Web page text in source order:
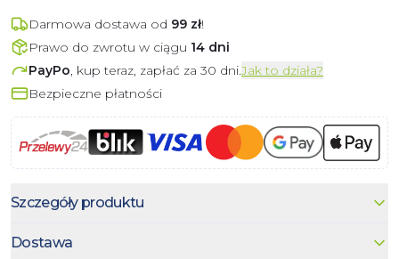
Darmowa dostawa od 99 zł!
Prawo do zwrotu w ciągu 14 dni
PayPo, kup teraz, zapłać za 30 dni.Jak to działa?
Bezpieczne płatności
Szczegóły produktu
Dostawa